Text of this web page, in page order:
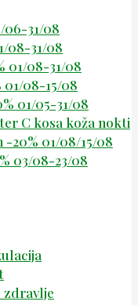
06-31/08
08-31/08
01/08-31/08
01/08-15/08
01/05-31/08
C kosa koža nokti
20% 01/08/15/08
03/08-23/08
zdravlje